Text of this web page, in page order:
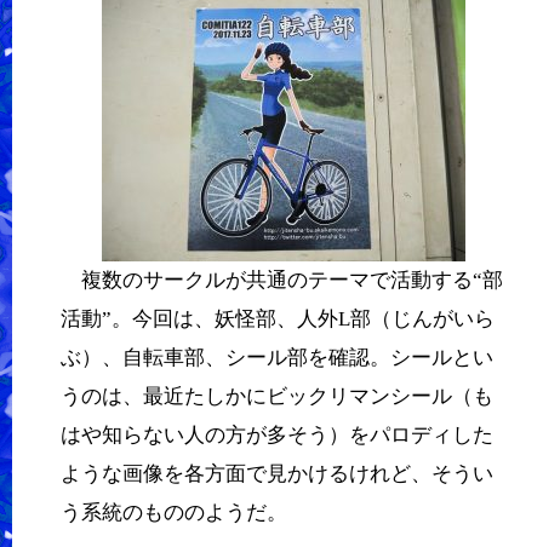
複数のサークルが共通のテーマで活動する“部
活動”。今回は、妖怪部、人外L部（じんがいら
ぶ）、自転車部、シール部を確認。シールとい
うのは、最近たしかにビックリマンシール（も
はや知らない人の方が多そう）をパロディした
ような画像を各方面で見かけるけれど、そうい
う系統のもののようだ。